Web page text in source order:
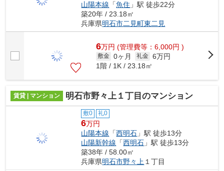
山陽本線 「魚住 」駅 徒歩22分
築20年 / 23.18㎡
兵庫県明石市二見町東二見
6万円 (管理費等：6,000円 )
敷金 0ヶ月 礼金 6万円
1階 / 1K / 23.18㎡
賃貸 | マンション 明石市野々上１丁目のマンション
敷0 礼0
6万円
山陽本線 「西明石 」駅 徒歩13分
山陽新幹線 「西明石 」駅 徒歩13分
築38年 / 58.00㎡
兵庫県明石市野々上 １丁目